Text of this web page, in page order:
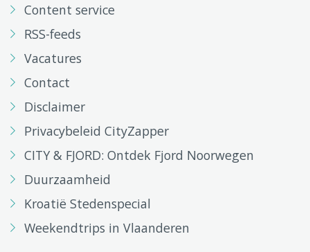
Content service
RSS-feeds
Vacatures
Contact
Disclaimer
Privacybeleid CityZapper
CITY & FJORD: Ontdek Fjord Noorwegen
Duurzaamheid
Kroatië Stedenspecial
Weekendtrips in Vlaanderen